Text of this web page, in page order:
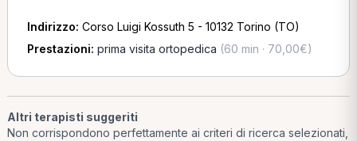
Indirizzo: Corso Luigi Kossuth 5 - 10132 Torino (TO)
Prestazioni: prima visita ortopedica (60 min · 70,00€)
Altri terapisti suggeriti
Non corrispondono perfettamente ai criteri di ricerca selezionati,